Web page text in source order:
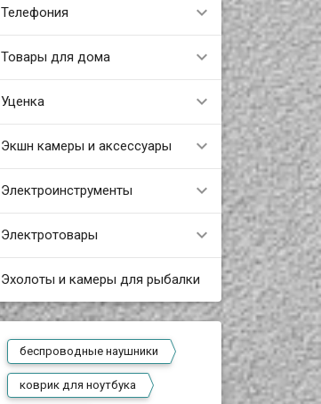
Телефония
Товары для дома
Уценка
Экшн камеры и аксессуары
Электроинструменты
Электротовары
Эхолоты и камеры для рыбалки
беспроводные наушники
коврик для ноутбука